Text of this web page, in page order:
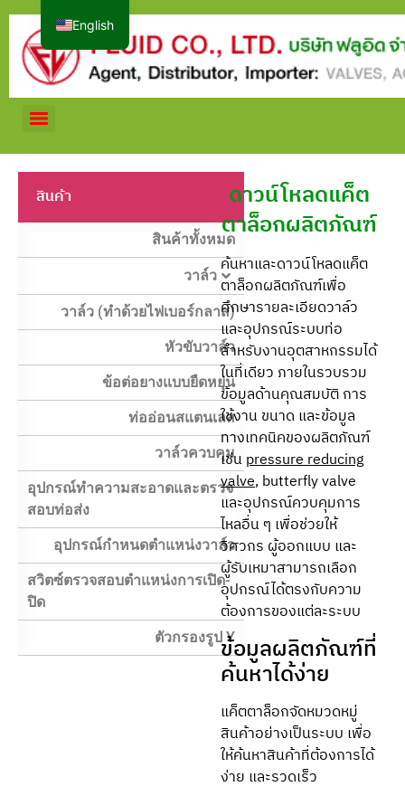
สินค้า
สินค้าทั้งหมด
วาล์ว
วาล์ว (ทำด้วยไฟเบอร์กลาส)
หัวขับวาล์ว
ข้อต่อยางแบบยืดหยุ่น
ท่ออ่อนสแตนเลส
วาล์วควบคุม
อุปกรณ์ทำความสะอาดและตรวจ
สอบท่อส่ง
อุปกรณ์กำหนดตำแหน่งวาล์ว
สวิตซ์ตรวจสอบตำแหน่งการเปิด-
ปิด
ตัวกรองรูป Y
ดาวน์โหลดแค็ต
ตาล็อกผลิตภัณฑ์
ค้นหาและดาวน์โหลดแค็ต
ตาล็อกผลิตภัณฑ์เพื่อ
ศึกษารายละเอียดวาล์ว
และอุปกรณ์ระบบท่อ
สำหรับงานอุตสาหกรรมได้
ในที่เดียว ภายในรวบรวม
ข้อมูลด้านคุณสมบัติ การ
ใช้งาน ขนาด และข้อมูล
ทางเทคนิคของผลิตภัณฑ์
เช่นpressure reducing
valve, butterfly valve
และอุปกรณ์ควบคุมการ
ไหลอื่น ๆ เพื่อช่วยให้
วิศวกร ผู้ออกแบบ และ
ผู้รับเหมาสามารถเลือก
อุปกรณ์ได้ตรงกับความ
ต้องการของแต่ละระบบ
ข้อมูลผลิตภัณฑ์ที่
ค้นหาได้ง่าย
แค็ตตาล็อกจัดหมวดหมู่
สินค้าอย่างเป็นระบบ เพื่อ
ให้ค้นหาสินค้าที่ต้องการได้
ง่าย และรวดเร็ว
English